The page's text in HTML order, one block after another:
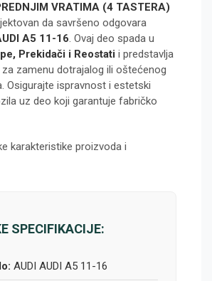
VRATIMA (4 TASTERA)
da savršeno odgovara
A5 11-16. Ovaj deo spada u
Prekidači i Reostati i predstavlja
zamenu dotrajalog ili oštećenog
Osigurajte ispravnost i estetski
uz deo koji garantuje fabričko
karakteristike proizvoda i
SPECIFIKACIJE:
AUDI AUDI A5 11-16